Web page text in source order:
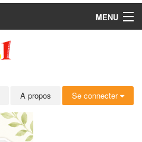
MENU
A propos Se connecter